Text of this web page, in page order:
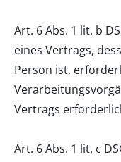
Art. 6 Abs. 1 lit. b
eines Vertrags,
Person ist,
Vertrags
Art. 6 Abs. 1 lit. c